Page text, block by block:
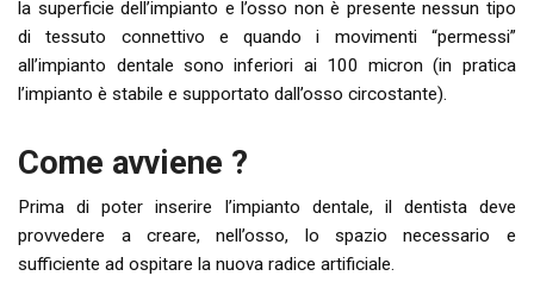
la superficie dell’impianto e l’osso non è presente nessun tipo
di tessuto connettivo e quando i movimenti “permessi”
all’impianto dentale sono inferiori ai 100 micron (in pratica
l’impianto è stabile e supportato dall’osso circostante).
Come avviene ?
Prima di poter inserire l’impianto dentale, il dentista deve
provvedere a creare, nell’osso, lo spazio necessario e
sufficiente ad ospitare la nuova radice artificiale.